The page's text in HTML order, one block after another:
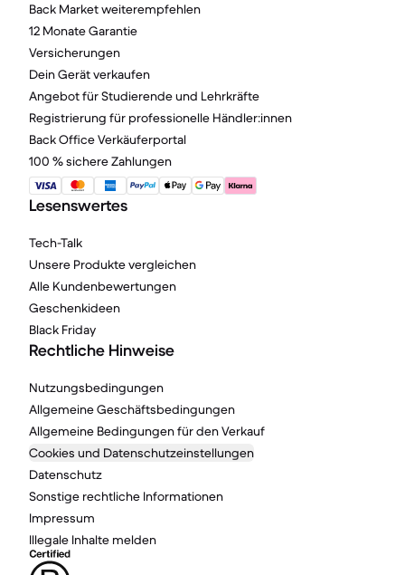
Back Market weiterempfehlen
12 Monate Garantie
Versicherungen
Dein Gerät verkaufen
Angebot für Studierende und Lehrkräfte
Registrierung für professionelle Händler:innen
Back Office Verkäuferportal
100 % sichere Zahlungen
Lesenswertes
Tech-Talk
Unsere Produkte vergleichen
Alle Kundenbewertungen
Geschenkideen
Black Friday
Rechtliche Hinweise
Nutzungsbedingungen
Allgemeine Geschäftsbedingungen
Allgemeine Bedingungen für den Verkauf
Cookies und Datenschutzeinstellungen
Datenschutz
Sonstige rechtliche Informationen
Impressum
Illegale Inhalte melden